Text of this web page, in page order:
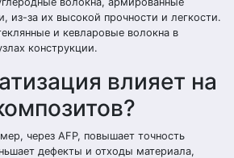
из-за их высокой прочности и легкости.
и кевларовые волокна в
конструкции.
влияет на
через AFP, повышает точность
дефекты и отходы материала,